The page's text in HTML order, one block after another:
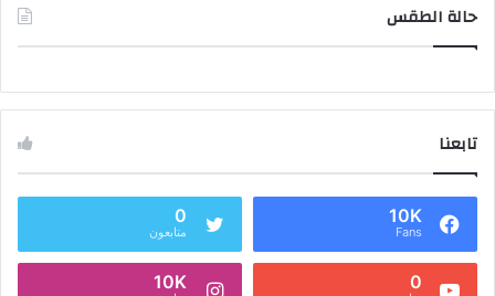
حالة الطقس
تابعنا
10K
Fans
0
متابعون
0
10K